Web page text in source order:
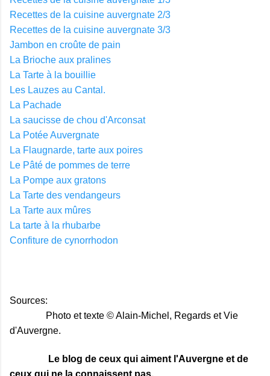
Recettes de la cuisine auvergnate 2/3
Recettes de la cuisine auvergnate 3/3
Jambon en croûte de pain
La Brioche aux pralines
La Tarte à la bouillie
Les Lauzes au Cantal.
La Pachade
La saucisse de chou d'Arconsat
La Potée Auvergnate
La Flaugnarde, tarte aux poires
Le Pâté de pommes de terre
La Pompe aux gratons
La Tarte des vendangeurs
La Tarte aux mûres
La tarte à la rhubarbe
Confiture de cynorrhodon
Sources:
Photo et texte © Alain-Michel, Regards et Vie
d'Auvergne.
Le blog de ceux qui aiment l'Auvergne et de
ceux qui ne la connaissent pas.